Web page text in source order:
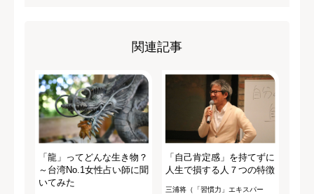
関連記事
「龍」ってどんな生き物？
～台湾No.1女性占い師に聞
いてみた
「自己肯定感」を持てずに
人生で損する人７つの特徴
三浦将（「習慣力」エキスパー